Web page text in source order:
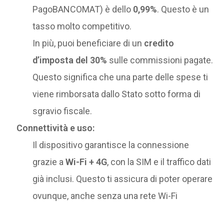
PagoBANCOMAT) è dello 0,99%. Questo è un
tasso molto competitivo.
In più, puoi beneficiare di un credito
d’imposta del 30% sulle commissioni pagate.
Questo significa che una parte delle spese ti
viene rimborsata dallo Stato sotto forma di
sgravio fiscale.
Connettività e uso:
Il dispositivo garantisce la connessione
grazie aWi-Fi + 4G, con la SIM e il traffico dati
già inclusi. Questo ti assicura di poter operare
ovunque, anche senza una rete Wi-Fi